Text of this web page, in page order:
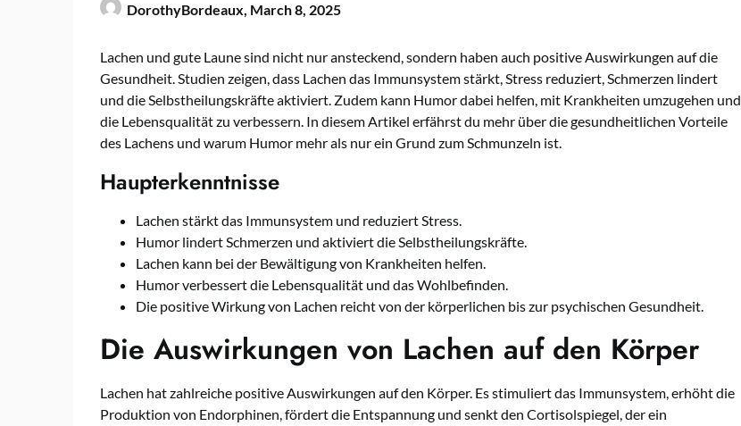
DorothyBordeaux, March 8, 2025
Lachen und gute Laune sind nicht nur ansteckend, sondern haben auch positive Auswirkungen auf die
Gesundheit. Studien zeigen, dass Lachen das Immunsystem stärkt, Stress reduziert, Schmerzen lindert
und die Selbstheilungskräfte aktiviert. Zudem kann Humor dabei helfen, mit Krankheiten umzugehen und
die Lebensqualität zu verbessern. In diesem Artikel erfährst du mehr über die gesundheitlichen Vorteile
des Lachens und warum Humor mehr als nur ein Grund zum Schmunzeln ist.
Haupterkenntnisse
Lachen stärkt das Immunsystem und reduziert Stress.
Humor lindert Schmerzen und aktiviert die Selbstheilungskräfte.
Lachen kann bei der Bewältigung von Krankheiten helfen.
Humor verbessert die Lebensqualität und das Wohlbefinden.
Die positive Wirkung von Lachen reicht von der körperlichen bis zur psychischen Gesundheit.
Die Auswirkungen von Lachen auf den Körper
Lachen hat zahlreiche positive Auswirkungen auf den Körper. Es stimuliert das Immunsystem, erhöht die
Produktion von Endorphinen, fördert die Entspannung und senkt den Cortisolspiegel, der ein